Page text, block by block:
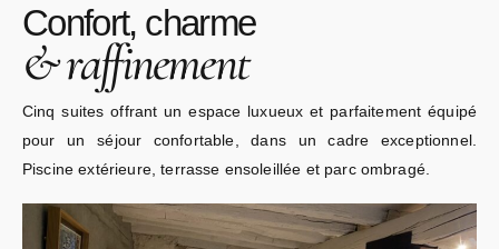
Confort, charme
&raffinement
Cinq suites offrant un espace luxueux et parfaitement équipé
pour un séjour confortable, dans un cadre exceptionnel.
Piscine extérieure, terrasse ensoleillée et parc ombragé.